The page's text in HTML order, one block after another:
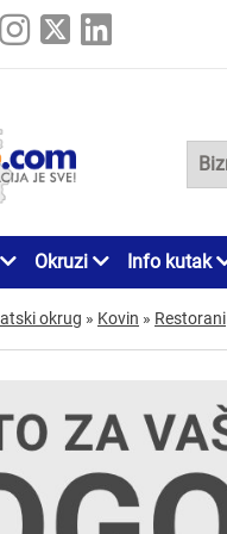
Okruzi Info kutak
okrug » Kovin » Restorani